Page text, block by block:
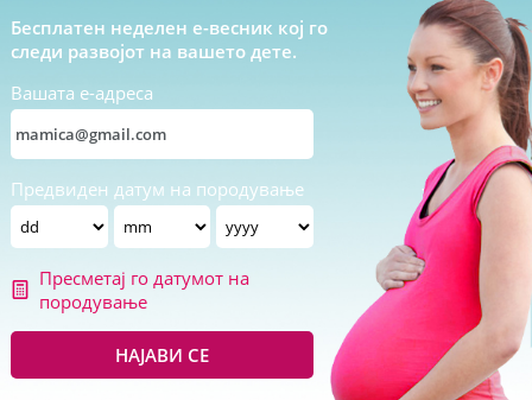
Бесплатен неделен е-весник кој го
следи развојот на вашето дете.
Вашата е-адреса
Предвиден датум на породување
Пресметај го датумот на
породување
НАЈАВИ СЕ